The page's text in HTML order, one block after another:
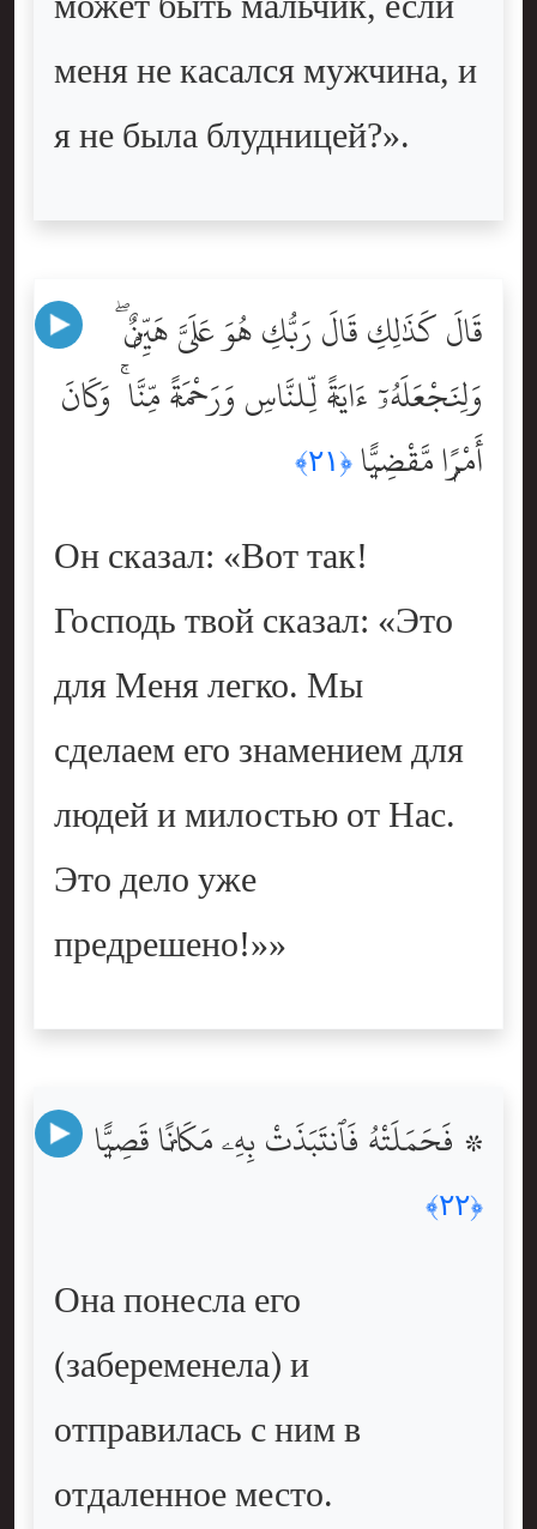
меня не касался мужчина, и
я не была блудницей?».
قَالَ كَذَٰلِكِ قَالَ رَبُّكِ هُوَ عَلَىَّ هَيِّنٌۭ ۖ
وَلِنَجْعَلَهُۥٓ ءَايَةًۭ لِّلنَّاسِ وَرَحْمَةًۭ مِّنَّا ۚ وَكَانَ
أَمْرًۭا مَّقْضِيًّۭا ﴿٢١﴾
Он сказал: «Вот так!
Господь твой сказал: «Это
для Меня легко. Мы
сделаем его знамением для
людей и милостью от Нас.
Это дело уже
предрешено!»»
۞ فَحَمَلَتْهُ فَٱنتَبَذَتْ بِهِۦ مَكَانًۭا قَصِيًّۭا
﴿٢٢﴾
Она понесла его
(забеременела) и
отправилась с ним в
отдаленное место.